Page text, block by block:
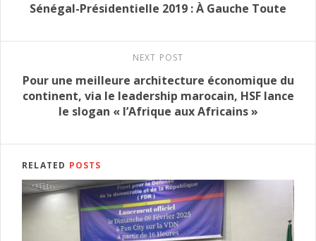
Sénégal-Présidentielle 2019 : À Gauche Toute
NEXT POST
Pour une meilleure architecture économique du
continent, via le leadership marocain, HSF lance
le slogan « l’Afrique aux Africains »
RELATED POSTS